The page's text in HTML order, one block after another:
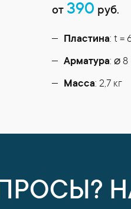
от 390 руб.
Пластина: t =
Арматура: ⌀
Масса: 2,7 кг